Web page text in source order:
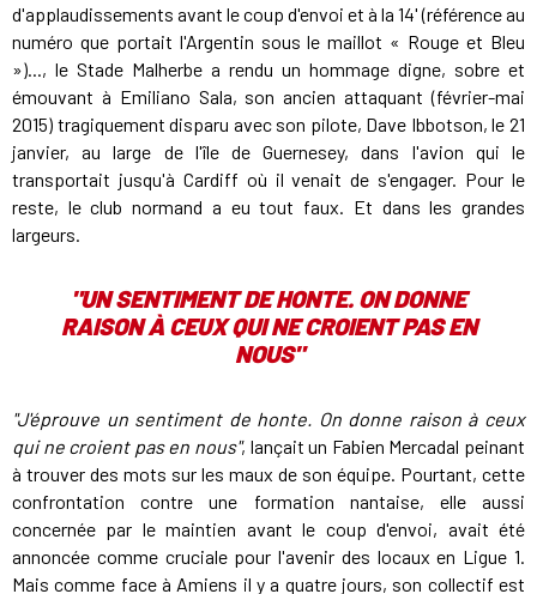
d'applaudissements avant le coup d'envoi et à la 14' (référence au
numéro que portait l'Argentin sous le maillot « Rouge et Bleu
»)..., le Stade Malherbe a rendu un hommage digne, sobre et
émouvant à Emiliano Sala, son ancien attaquant (février-mai
2015) tragiquement disparu avec son pilote, Dave Ibbotson, le 21
janvier, au large de l'île de Guernesey, dans l'avion qui le
transportait jusqu'à Cardiff où il venait de s'engager. Pour le
reste, le club normand a eu tout faux. Et dans les grandes
largeurs.
"UN SENTIMENT DE HONTE. ON DONNE
RAISON À CEUX QUI NE CROIENT PAS EN
NOUS"
"J'éprouve un sentiment de honte. On donne raison à ceux
qui ne croient pas en nous", lançait un Fabien Mercadal peinant
à trouver des mots sur les maux de son équipe. Pourtant, cette
confrontation contre une formation nantaise, elle aussi
concernée par le maintien avant le coup d'envoi, avait été
annoncée comme cruciale pour l'avenir des locaux en Ligue 1.
Mais comme face à Amiens il y a quatre jours, son collectif est